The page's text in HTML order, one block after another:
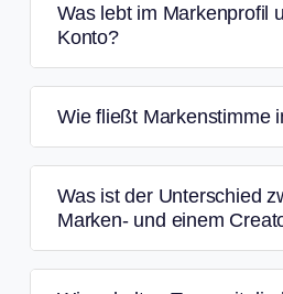
Was lebt im Markenprofil
Konto?
Wie fließt Markenstimme
Was ist der Unterschied
Marken- und einem